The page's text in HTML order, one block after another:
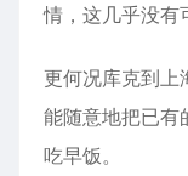
情，这几乎没有
更何况库克到上
能随意地把已有
吃早饭。